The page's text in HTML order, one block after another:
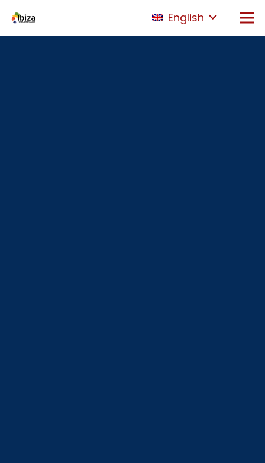
English